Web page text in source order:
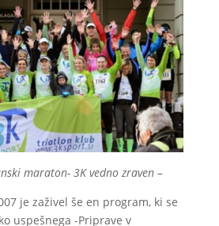
maraton- 3K vedno zraven –
je zaživel še en program, ki se
uspešnega -Priprave v